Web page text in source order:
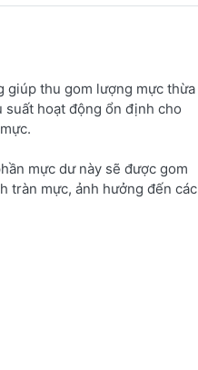
giúp thu gom lượng mực thừa
suất hoạt động ổn định cho
mực dư này sẽ được gom
tràn mực, ảnh hưởng đến các